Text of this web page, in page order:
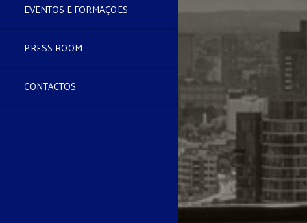
EVENTOS E FORMAÇÕES
PRESS ROOM
CONTACTOS